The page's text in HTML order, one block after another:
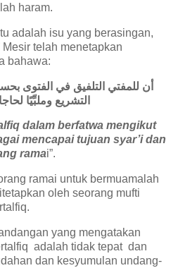
haram.
adalah isu yang berasingan,
Mesir telah menetapkan
bahawa:
أن للمفتي التلفيق في الفتوى
dalam berfatwa mengikut
mencapai tujuan syar’i dan
ramai”.
ramai untuk bermuamalah
oleh seorang mufti
yang mengatakan
adalah tidak tepat dan
dan kesyumulan undang-